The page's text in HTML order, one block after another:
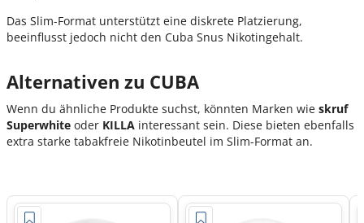
Das Slim-Format unterstützt eine diskrete Platzierung,
beeinflusst jedoch nicht den Cuba Snus Nikotingehalt.
Alternativen zu CUBA
Wenn du ähnliche Produkte suchst, könnten Marken wie skruf
Superwhite oder KILLA interessant sein. Diese bieten ebenfalls
extra starke tabakfreie Nikotinbeutel im Slim-Format an.